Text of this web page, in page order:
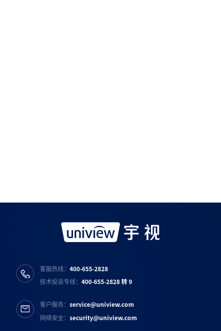
客服热线：400-655-2828
技术投诉专线：400-655-2828 转 9
客户服务：service@uniview.com
网络安全：security@uniview.com